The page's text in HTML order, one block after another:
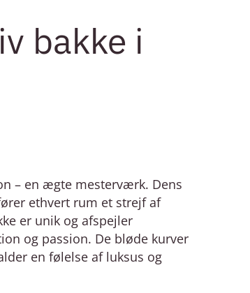
bakke i
– en ægte mesterværk. Dens
ethvert rum et strejf af
er unik og afspejler
og passion. De bløde kurver
en følelse af luksus og